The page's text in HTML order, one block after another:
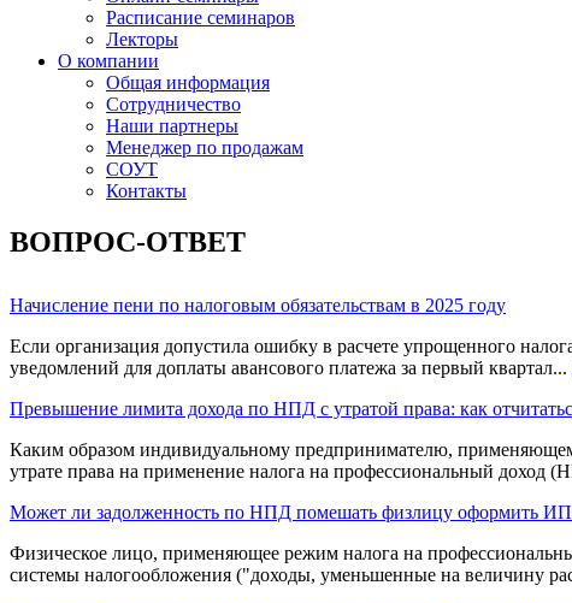
Расписание семинаров
Лекторы
О компании
Общая информация
Сотрудничество
Наши партнеры
Менеджер по продажам
СОУТ
Контакты
ВОПРОС-ОТВЕТ
Начисление пени по налоговым обязательствам в 2025 году
Если организация допустила ошибку в расчете упрощенного
уведомлений для доплаты авансового платежа за первый квартал...
Превышение лимита дохода по НПД с утратой права: как
Каким образом индивидуальному предпринимателю,
утрате права на применение налога на профессиональный доход
Может ли задолженность по НПД помешать физлицу оформить
Физическое лицо, применяющее режим налога на
системы налогообложения ("доходы, уменьшенные на величину